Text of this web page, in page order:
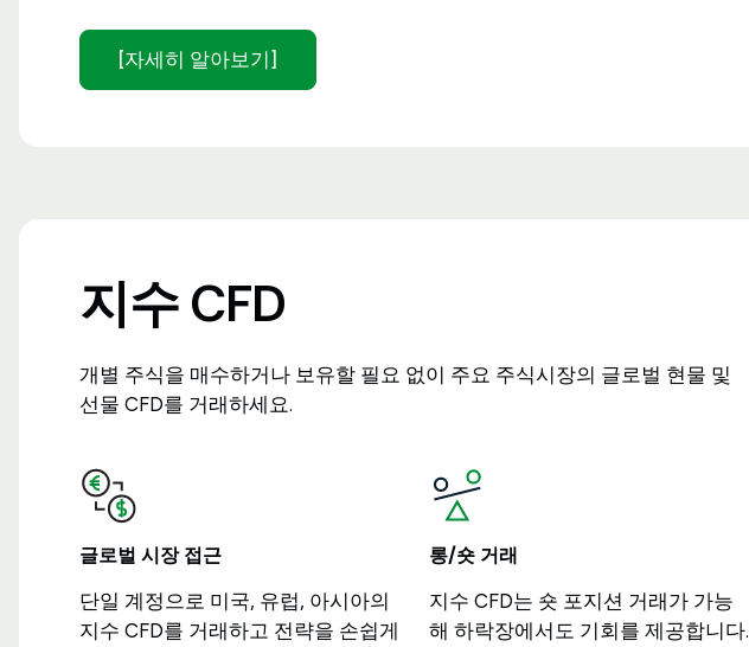
[자세히 알아보기]
지수 CFD
개별 주식을 매수하거나 보유할 필요 없이 주요 주식시장의 글로벌 현물 및
선물 CFD를 거래하세요.
글로벌 시장 접근
단일 계정으로 미국, 유럽, 아시아의
지수 CFD를 거래하고 전략을 손쉽게
롱/숏 거래
지수 CFD는 숏 포지션 거래가 가능
해 하락장에서도 기회를 제공합니다.